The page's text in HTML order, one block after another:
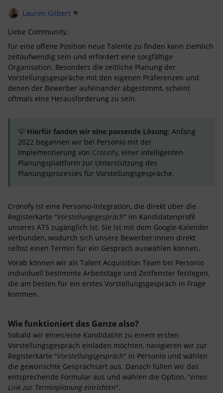
Lauren Gilbert
Liebe Community,
für eine offene Position neue Talente zu finden kann ziemlich
zeitaufwendig sein und erfordert eine sorgfältige
Organisation. Besonders die zeitliche Planung der
Vorstellungsgespräche mit den eigenen Präferenzen und
denen der Bewerber aufeinander abgestimmt, scheint
oftmals eine Herausforderung zu sein.
💡 Hierfür fanden wir eine passende Lösung: Anfang
2022 begannen wir bei Personio mit der
Implementierung von Cronofy, einer intelligenten
Planungsplattform zur Unterstützung des
Planungsprozesses für Vorstellungsgespräche.
Cronofy ist eine Personio-Integration, die direkt über die
Registerkarte "Vorstellungsgespräch" im Kandidatenprofil
unseres ATS zugänglich ist. Sie ist mit dem Google-Kalender
verbunden, wodurch sich unsere Bewerber:innen direkt
selbst einen Termin für ein Gespräch auswählen können.
Vorab können wir als Talent Acquisition Team bei Personio
individuell bestimmte Arbeitstage und Zeitfenster festlegen,
die am besten für ein erstes Vorstellungsgespräch in Frage
kommen.
Wie funktioniert das Ganze also?
Sobald wir einen/eine Kandidat/in zu einem ersten
Vorstellungsgespräch einladen möchten, navigieren wir zur
Registerkarte "Vorstellungsgespräch" in Personio und wählen
die gewünschte Gesprächsart aus. Danach füllen wir das
entsprechende Formular aus und wählen die Option, “einen
Link zur Terminplanung einrichten".